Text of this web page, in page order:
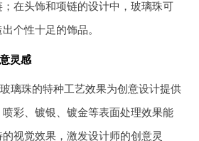
在头饰和项链的设计中，玻璃珠可
个性十足的饰品。
灵感
璃珠的特种工艺效果为创意设计提供
彩、镀银、镀金等表面处理效果能
视觉效果，激发设计师的创意灵